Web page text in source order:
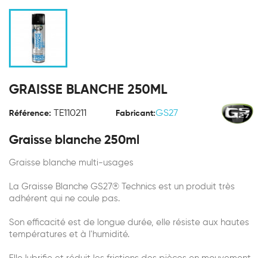
GRAISSE BLANCHE 250ML
Référence: TE110211 Fabricant:GS27
Graisse blanche 250ml
Graisse blanche multi-usages
La Graisse Blanche GS27® Technics est un produit très
adhérent qui ne coule pas.
Son efficacité est de longue durée, elle résiste aux hautes
températures et à l'humidité.